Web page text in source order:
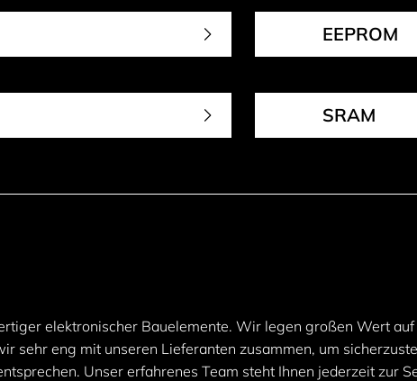
EEPROM
SRAM
elektronischer Bauelemente. Wir legen großen Wert auf
sehr eng mit unseren Lieferanten zusammen, um
Unser erfahrenes Team steht Ihnen jederzeit zur